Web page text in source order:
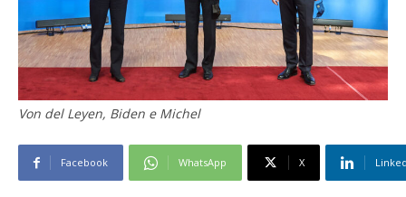
Von del Leyen, Biden e Michel
Facebook WhatsApp X